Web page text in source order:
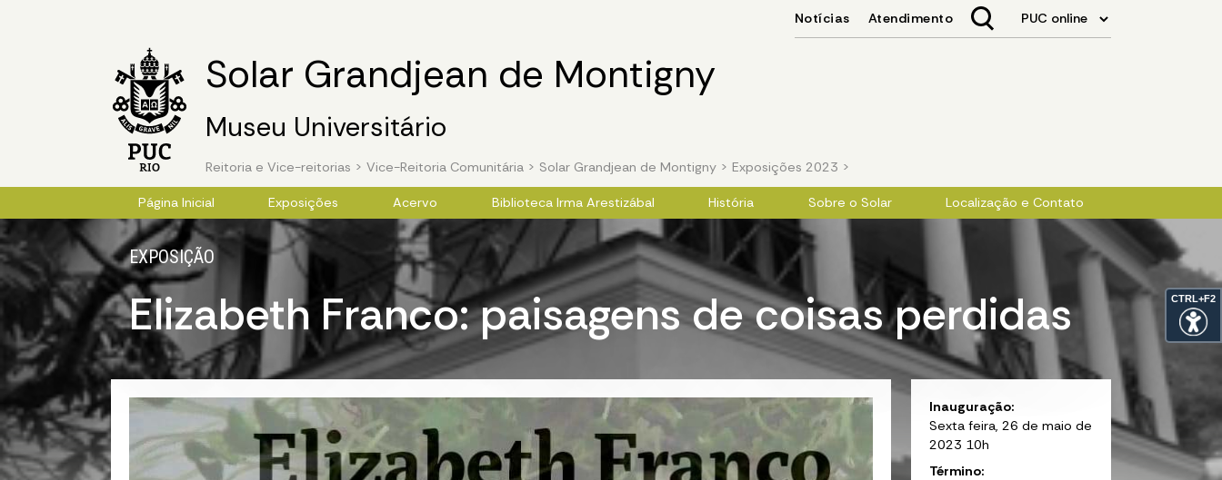
CTRL+F2
Solar Grandjean de Montigny
Museu Universitário
Reitoria e Vice-reitorias > Vice-Reitoria Comunitária > Solar Grandjean de Montigny > Exposições 2023 >
Página Inicial Exposições Acervo Biblioteca Irma Arestizábal História Sobre o Solar Localização e Contato
Elizabeth Franco: paisagens de coisas perdidas
EXPOSIÇÃO
Inauguração:
Sexta feira, 26 de maio de
2023 10h
Término: